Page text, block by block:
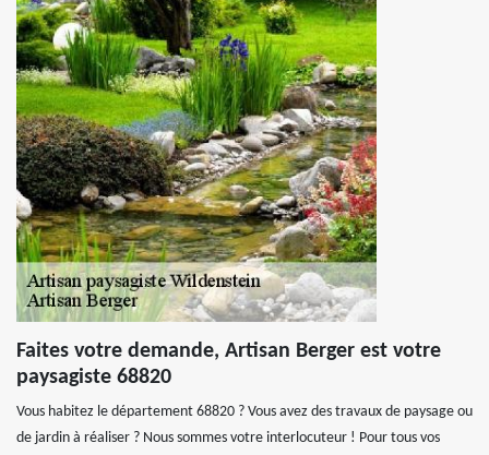
Faites votre demande, Artisan Berger est votre
paysagiste 68820
Vous habitez le département 68820 ? Vous avez des travaux de paysage ou
de jardin à réaliser ? Nous sommes votre interlocuteur ! Pour tous vos